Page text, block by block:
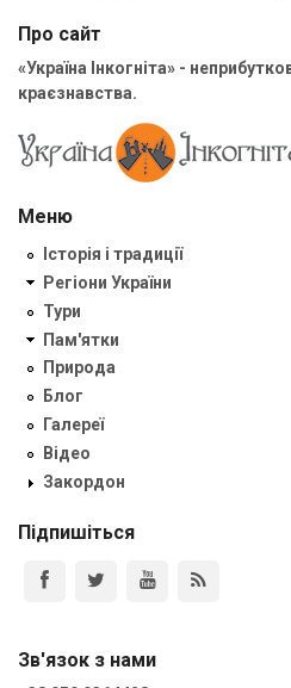
Про сайт
«Україна Інкогніта» -
краєзнавства.
Меню
Історія і традиції
Регіони України
Тури
Пам'ятки
Природа
Блог
Галереї
Відео
Закордон
Підпишіться
Зв'язок з нами